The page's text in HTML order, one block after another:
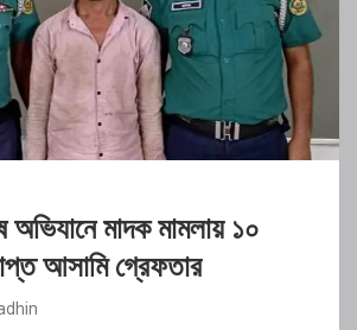
অভিযানে মাদক মামলায় ১০
আসামি গ্রেফতার